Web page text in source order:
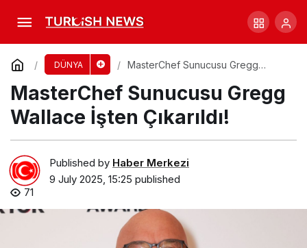
DÜNYA
MasterChef Sunucusu Gregg
MasterChef Sunucusu Gregg
Wallace İşten Çıkarıldı!
Published by Haber Merkezi
9 July 2025, 15:25 published
71
Moa Kuşu Tükenişten Dönüyor: Peter
Jackson Projede!
Comment Share